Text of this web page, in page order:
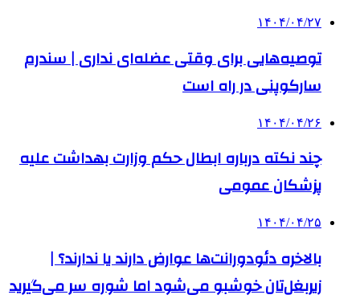
۱۴۰۴/۰۴/۲۷
توصیه‌هایی برای وقتی عضله‌ای نداری | سندرم
سارکوپنی در راه است
۱۴۰۴/۰۴/۲۶
چند نکته درباره ابطال حکم وزارت بهداشت علیه
پزشکان عمومی
۱۴۰۴/۰۴/۲۵
بالاخره دئودورانت‌ها عوارض دارند یا ندارند؟ |
زیربغل‌تان خوشبو می‌شود اما شوره سر می‌گیرید